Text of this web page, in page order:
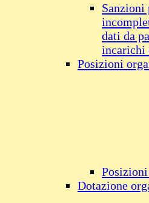
Sanzioni
dati da
incarichi
Posizioni
Dotazione